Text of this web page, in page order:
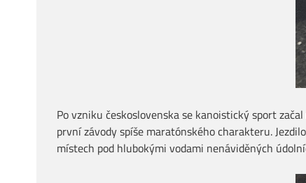
Po vzniku československa se kanoistický sport
první závody spíše maratónského charakteru.
místech pod hlubokými vodami nenáviděných